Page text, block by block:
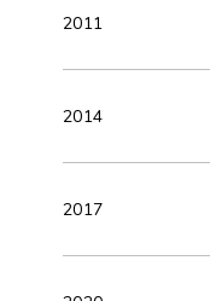
2011
2014
2017